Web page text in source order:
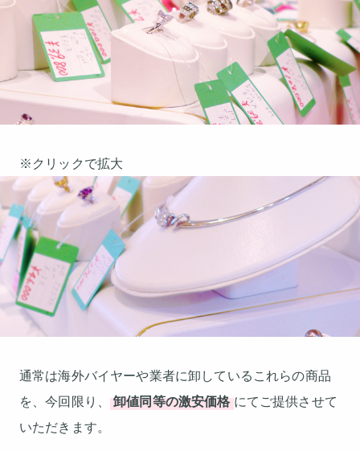
※クリックで拡大
通常は海外バイヤーや業者に卸しているこれらの商品
を、今回限り、卸値同等の激安価格にてご提供させて
いただきます。